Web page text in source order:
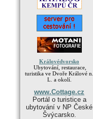
Královédvorsko
Ubytování, restaurace,
turistika ve Dvoře Králové n.
L. a okolí.
www.Cottage.cz
Portál o turistice a
ubytování v NP České
Švýcarsko.